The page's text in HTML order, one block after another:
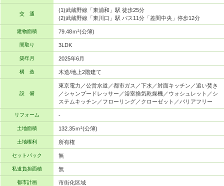
交 通
(1)武蔵野線「東浦和」駅 徒歩25分
(2)武蔵野線「東川口」駅 バス11分「差間中央」停歩12分
建物面積 79.48ｍ²(公簿)
間取り 3LDK
築年月 2025年6月
構 造 木造/地上2階建て
設 備
東京電力／公営水道／都市ガス／下水／対面キッチン／追い焚き
／シャンプードレッサー／浴室換気乾燥機／ウォシュレット／シ
ステムキッチン／フローリング／クローゼット／バリアフリー
リフォーム -
土地面積 132.35ｍ²(公簿)
土地権利 所有権
セットバック 無
私道負担面積 無
都市計画 市街化区域